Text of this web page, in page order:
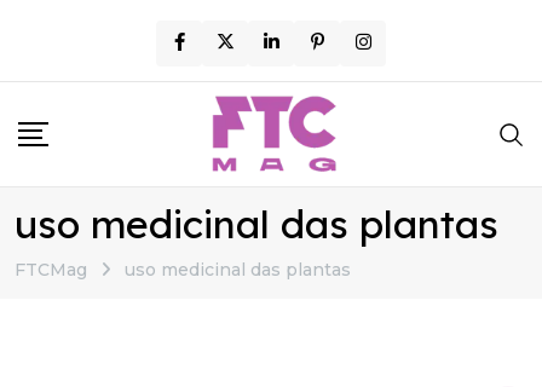
content
uso medicinal das plantas
FTCMag uso medicinal das plantas